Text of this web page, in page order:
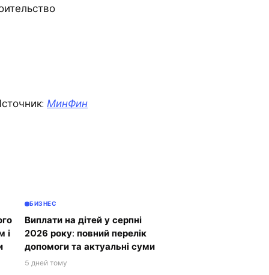
МинФин
і
БИЗНЕС
Виплати на дітей у серпні
2026 року: повний перелік
допомоги та актуальні суми
5 дней тому